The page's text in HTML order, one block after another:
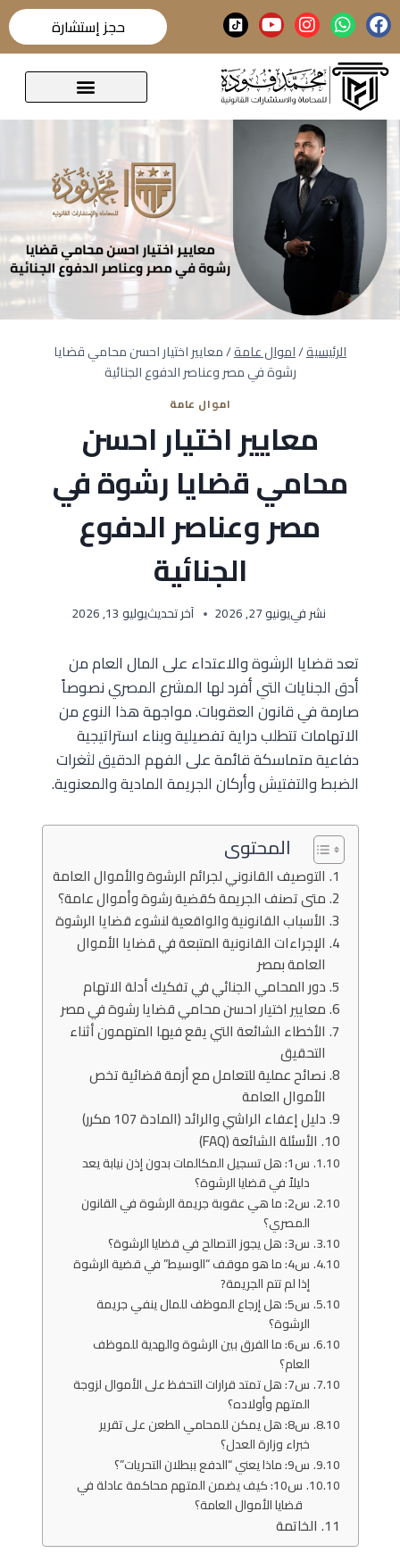
حجز إستشارة
الرئيسية/اموال عامة/معايير اختيار احسن محامي قضايا
رشوة في مصر وعناصر الدفوع الجنائية
اموال عامة
معايير اختيار احسن
محامي قضايا رشوة في
مصر وعناصر الدفوع
الجنائية
نشر فييونيو 27, 2026 آخر تحديثيوليو 13, 2026
تعد قضايا الرشوة والاعتداء على المال العام من
أدق الجنايات التي أفرد لها المشرع المصري نصوصاً
صارمة في قانون العقوبات. مواجهة هذا النوع من
الاتهامات تتطلب دراية تفصيلية وبناء استراتيجية
دفاعية متماسكة قائمة على الفهم الدقيق لثغرات
الضبط والتفتيش وأركان الجريمة المادية والمعنوية.
المحتوى
التوصيف القانوني لجرائم الرشوة والأموال العامة
متى تصنف الجريمة كقضية رشوة وأموال عامة؟
الأسباب القانونية والواقعية لنشوء قضايا الرشوة
الإجراءات القانونية المتبعة في قضايا الأموال
العامة بمصر
دور المحامي الجنائي في تفكيك أدلة الاتهام
معايير اختيار احسن محامي قضايا رشوة في مصر
الأخطاء الشائعة التي يقع فيها المتهمون أثناء
التحقيق
نصائح عملية للتعامل مع أزمة قضائية تخص
الأموال العامة
دليل إعفاء الراشي والرائد (المادة 107 مكرر)
الأسئلة الشائعة (FAQ)
س1: هل تسجيل المكالمات بدون إذن نيابة يعد
دليلاً في قضايا الرشوة؟
س2: ما هي عقوبة جريمة الرشوة في القانون
المصري؟
س3: هل يجوز التصالح في قضايا الرشوة؟
س4: ما هو موقف “الوسيط” في قضية الرشوة
إذا لم تتم الجريمة?
س5: هل إرجاع الموظف للمال ينفي جريمة
الرشوة؟
س6: ما الفرق بين الرشوة والهدية للموظف
العام؟
س7: هل تمتد قرارات التحفظ على الأموال لزوجة
المتهم وأولاده؟
س8: هل يمكن للمحامي الطعن على تقرير
خبراء وزارة العدل؟
س9: ماذا يعني “الدفع ببطلان التحريات”؟
س10: كيف يضمن المتهم محاكمة عادلة في
قضايا الأموال العامة؟
الخاتمة